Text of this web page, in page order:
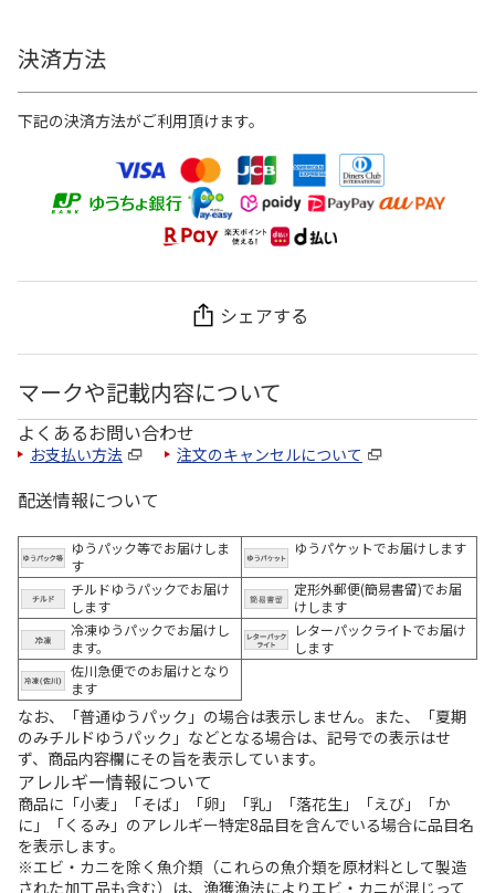
決済方法
下記の決済方法がご利用頂けます。
シェアする
マークや記載内容について
よくあるお問い合わせ
お支払い方法 注文のキャンセルについて
配送情報について
ゆうパック等でお届けしま
す
ゆうパケットでお届けします
チルドゆうパックでお届け
します
定形外郵便(簡易書留)でお届
けします
冷凍ゆうパックでお届けし
ます。
レターパックライトでお届け
します
佐川急便でのお届けとなり
ます
なお、「普通ゆうパック」の場合は表示しません。また、「夏期
のみチルドゆうパック」などとなる場合は、記号での表示はせ
ず、商品内容欄にその旨を表示しています。
アレルギー情報について
商品に「小麦」「そば」「卵」「乳」「落花生」「えび」「か
に」「くるみ」のアレルギー特定8品目を含んでいる場合に品目名
を表示します。
※エビ・カニを除く魚介類（これらの魚介類を原材料として製造
された加工品も含む）は、漁獲漁法によりエビ・カニが混じって